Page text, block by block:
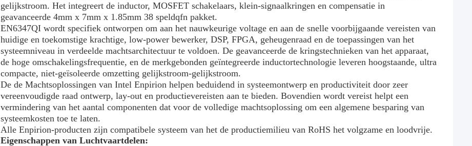
gelijkstroom. Het integreert de inductor, MOSFET schakelaars, klein-signaalkringen en compensatie in
geavanceerde 4mm x 7mm x 1.85mm 38 speldqfn pakket.
EN6347QI wordt specifiek ontworpen om aan het nauwkeurige voltage en aan de snelle voorbijgaande vereisten van
huidige en toekomstige krachtige, low-power bewerker, DSP, FPGA, geheugenraad en de toepassingen van het
systeemniveau in verdeelde machtsarchitectuur te voldoen. De geavanceerde de kringstechnieken van het apparaat,
de hoge omschakelingsfrequentie, en de merkgebonden geïntegreerde inductortechnologie leveren hoogstaande, ultra
compacte, niet-geïsoleerde omzetting gelijkstroom-gelijkstroom.
De de Machtsoplossingen van Intel Enpirion helpen beduidend in systeemontwerp en productiviteit door zeer
vereenvoudigde raad ontwerp, lay-out en productievereisten aan te bieden. Bovendien wordt vereist helpt een
vermindering van het aantal componenten dat voor de volledige machtsoplossing om een algemene besparing van
systeemkosten toe te laten.
Alle Enpirion-producten zijn compatibele systeem van het de productiemilieu van RoHS het volgzame en loodvrije.
Eigenschappen van Luchtvaartdelen: